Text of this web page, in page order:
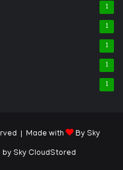
1
1
1
1
1
| Made with By Sky
by Sky CloudStored